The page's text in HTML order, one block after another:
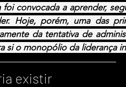
convocada a aprender,
Hoje, porém, uma das
da tentativa de
si o monopólio da liderança
existir